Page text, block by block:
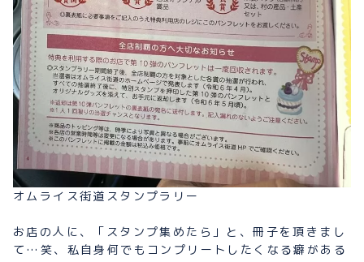
オムライス街道スタンプラリー
お店の人に、「スタンプ集めたら」と、冊子を頂きまし
て…笑、私自身何でもコンプリートしたくなる癖がある